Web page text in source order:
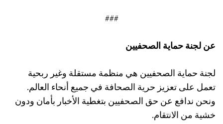
###
عن لجنة حماية الصحفيين
لجنة حماية الصحفيين هي منظمة مستقلة وغير ربحية
تعمل على تعزيز حرية الصحافة في جميع أنحاء العالم.
ونحن ندافع عن حق الصحفيين بتغطية الأخبار بأمان ودون
خشية من الانتقام.